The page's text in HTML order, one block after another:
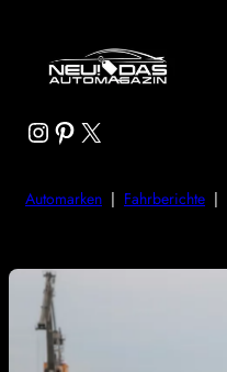
Instagram
Pinterest
X
Automarken | Fahrberichte |